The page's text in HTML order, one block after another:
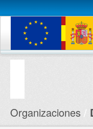
Conjuntos de datos
Organizaciones